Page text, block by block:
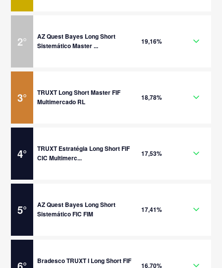
2°
AZ Quest Bayes Long Short
Sistemático Master ...
19,16%
3°
TRUXT Long Short Master FIF
Multimercado RL
18,78%
4°
TRUXT Estratégia Long Short FIF
CIC Multimerc...
17,53%
5°
AZ Quest Bayes Long Short
Sistemático FIC FIM
17,41%
Bradesco TRUXT I Long Short FIF
16,70%